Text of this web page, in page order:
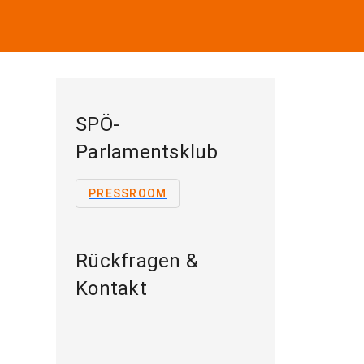
SPÖ-
Parlamentsklub
PRESSROOM
Rückfragen &
Kontakt